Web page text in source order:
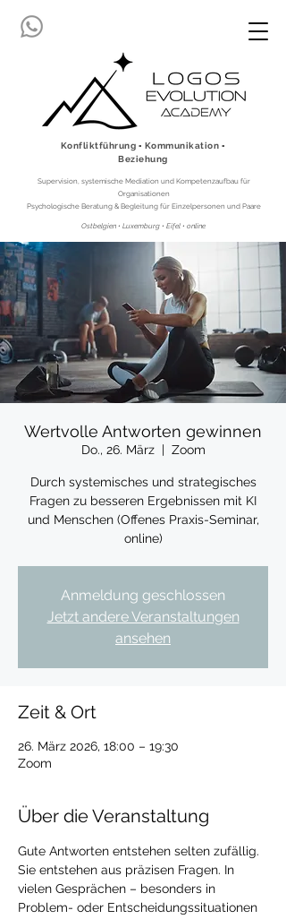
Ostbelgien • Luxemburg • Eifel • online
Konfliktführung ▪ Kommunikation ▪
Beziehung
Supervision, systemische Mediation und Kompetenzaufbau für
Organisationen
Psychologische Beratung & Begleitung für Einzelpersonen und Paare
Wertvolle Antworten gewinnen
Do., 26. März
  |
Zoom
Durch systemisches und strategisches
Fragen zu besseren Ergebnissen mit KI
und Menschen (Offenes Praxis-Seminar,
online)
Anmeldung geschlossen
Jetzt andere Veranstaltungen
ansehen
Zeit & Ort
26. März 2026, 18:00 – 19:30
Zoom
Über die Veranstaltung
Gute Antworten entstehen selten zufällig.
Sie entstehen aus präzisen Fragen. In
vielen Gesprächen – besonders in
Problem- oder Entscheidungssituationen